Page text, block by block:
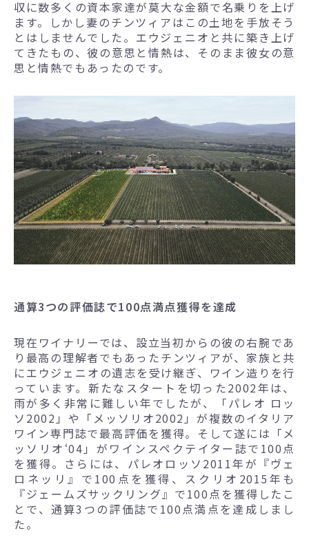
収に数多くの資本家達が莫大な金額で名乗りを上げ
ます。しかし妻のチンツィアはこの土地を手放そう
とはしませんでした。エウジェニオと共に築き上げ
てきたもの、彼の意思と情熱は、そのまま彼女の意
思と情熱でもあったのです。
通算3つの評価誌で100点満点獲得を達成
現在ワイナリーでは、設立当初からの彼の右腕であ
り最高の理解者でもあったチンツィアが、家族と共
にエウジェニオの遺志を受け継ぎ、ワイン造りを行
っています。新たなスタートを切った2002年は、
雨が多く非常に難しい年でしたが、「パレオ ロッ
ソ2002」や「メッソリオ2002」が複数のイタリア
ワイン専門誌で最高評価を獲得。そして遂には「メ
ッソリオ‘04」がワインスペクテイター誌で100点
を獲得。さらには、パレオロッソ2011年が『ヴェ
ロネッリ』で100点を獲得、スクリオ2015年も
『ジェームズサックリング』で100点を獲得したこ
とで、通算3つの評価誌で100点満点を達成しまし
た。